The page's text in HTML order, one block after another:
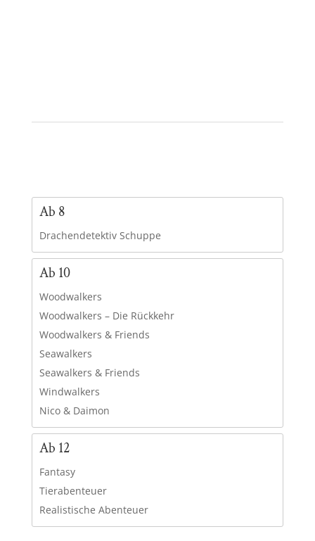
Ab 8
Drachendetektiv Schuppe
Ab 10
Woodwalkers
Woodwalkers – Die Rückkehr
Woodwalkers & Friends
Seawalkers
Seawalkers & Friends
Windwalkers
Nico & Daimon
Ab 12
Fantasy
Tierabenteuer
Realistische Abenteuer